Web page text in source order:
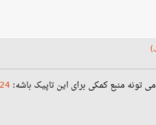
تونه منبع کمکی برای این تاپیک باشه: